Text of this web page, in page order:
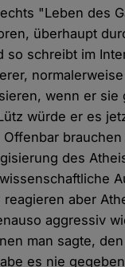
"Leben des
überhaupt
so schreibt im
wenn er sie
würde er es
des
aber
aggressiv
man sagte,
es nie